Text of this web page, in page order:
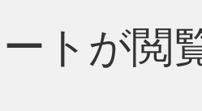
トが閲